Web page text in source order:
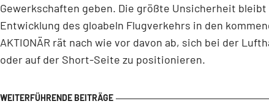
Gewerkschaften geben. Die größte Unsicherheit
Entwicklung des gloabeln Flugverkehrs in den
AKTIONÄR rät nach wie vor davon ab, sich bei der
oder auf der Short-Seite zu positionieren.